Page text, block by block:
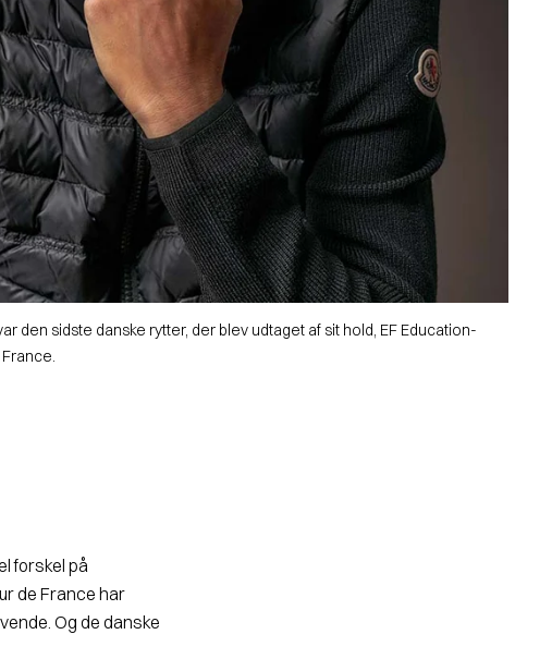
den sidste danske rytter, der blev udtaget af sit hold, EF Education-
forskel på
de France har
Og de danske